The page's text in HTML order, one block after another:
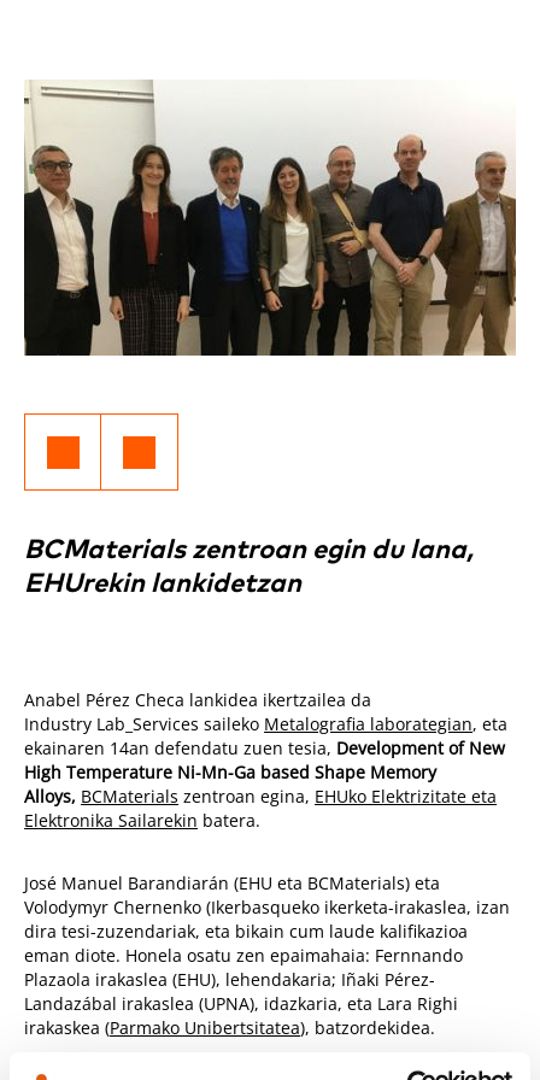
BCMaterials zentroan egin du lana,
EHUrekin lankidetzan
Anabel Pérez Checa lankidea ikertzailea da
Industry Lab_Services saileko Metalografia laborategian, eta
ekainaren 14an defendatu zuen tesia, Development of New
High Temperature Ni-Mn-Ga based Shape Memory
Alloys, BCMaterials zentroan egina, EHUko Elektrizitate eta
Elektronika Sailarekin batera.
José Manuel Barandiarán (EHU eta BCMaterials) eta
Volodymyr Chernenko (Ikerbasqueko ikerketa-irakaslea, izan
dira tesi-zuzendariak, eta bikaincum laude kalifikazioa
eman diote. Honela osatu zen epaimahaia: Fernnando
Plazaola irakaslea (EHU), lehendakaria; Iñaki Pérez-
Landazábal irakaslea (UPNA), idazkaria, eta Lara Righi
irakaskea (Parmako Unibertsitatea), batzordekidea.